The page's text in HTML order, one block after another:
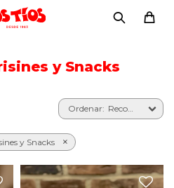
y Snacks
Recomendados
y Snacks